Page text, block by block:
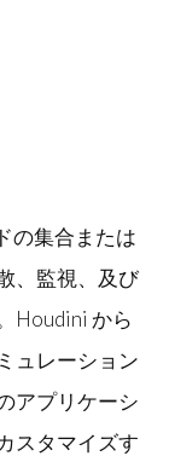
の集合または
、監視、及び
Houdini から
ュレーション
アプリケーシ
スタマイズす